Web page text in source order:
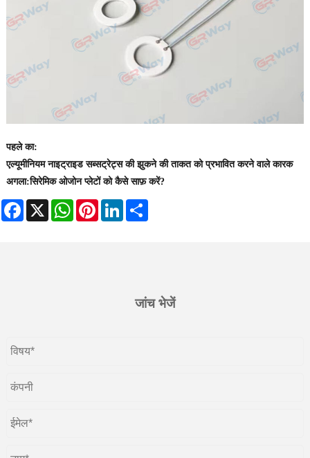
पहले का:
एल्यूमीनियम नाइट्राइड सब्सट्रेट्स की झुकने की ताकत को प्रभावित करने वाले कारक
अगला:सिरेमिक ओजोन प्लेटों को कैसे साफ़ करें?
Facebook
X WhatsAppPinterestLinkedIn
जांच भेजें